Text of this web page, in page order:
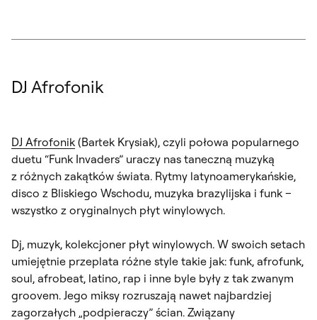
DJ Afrofonik
DJ Afrofonik (Bartek Krysiak), czyli połowa popularnego
duetu “Funk Invaders” uraczy nas taneczną muzyką
z różnych zakątków świata. Rytmy latynoamerykańskie,
disco z Bliskiego Wschodu, muzyka brazylijska i funk –
wszystko z oryginalnych płyt winylowych.
Dj, muzyk, kolekcjoner płyt winylowych. W swoich setach
umiejętnie przeplata różne style takie jak: funk, afrofunk,
soul, afrobeat, latino, rap i inne byle były z tak zwanym
groovem. Jego miksy rozruszają nawet najbardziej
zagorzałych „podpieraczy” ścian. Związany